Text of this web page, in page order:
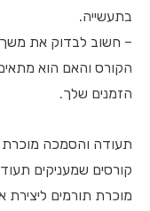
בתעשייה.
– חשוב לבדוק את משך
הקורס והאם הוא
הזמנים שלך.
תעודה והסמכה מוכרת
קורסים שמעניקים
מוכרת תורמים ליצירת